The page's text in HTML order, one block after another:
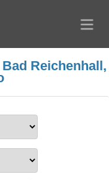
Reichenhall,